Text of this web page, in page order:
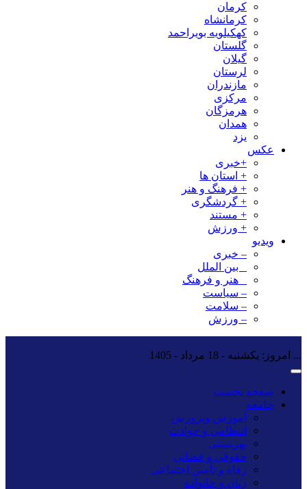
کرمان
کرمانشاه
کهکیلویه بویراحمد
گلستان
گیلان
لرستان
مازندران
مرکزی
هرمزگان
همدان
یزد
عکس
+خبری
+ استان ها
+ فرهنگ و هنر
+ گردشگری
+ مستند
+ ورزش
ویدیو
– خبری
_ بین الملل
_ هنر و فرهنگ
– سیاست
– سلامت
– ورزش
... امروز: یکشنبه - 18 مرداد - 1405
صفحه نخست
جامعه
آموزش وپرورش
انتظامی و حوادث
بهزیستی
حقوقی و قضائی
رفاه و تأمین اجتماعی
زنان و خانواده